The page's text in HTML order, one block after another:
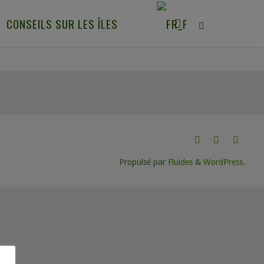
CONSEILS SUR LES ÎLES
Propulsé par Fluides & WordPress.